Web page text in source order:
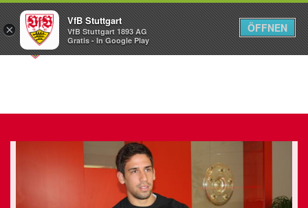
Menü
×
VfB Stuttgart
VfB Stuttgart 1893 AG
Gratis - In Google Play
ÖFFNEN